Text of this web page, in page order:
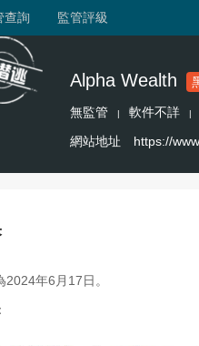
查詢 監管評級
Alpha Wealth
無監管 | 軟件不詳 |
網站地址 https://
年6月17日。